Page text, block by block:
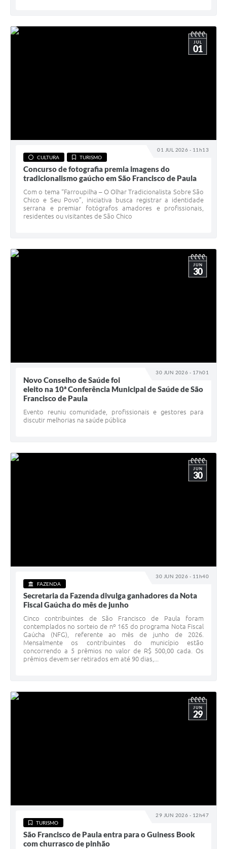
01 JUL 2026 - 11h13
JUL
01
CULTURA TURISMO
Concurso de fotografia premia imagens do
tradicionalismo gaúcho em São Francisco de Paula
Com o tema “Farroupilha – O Olhar Tradicionalista Sobre São
Chico e Seu Povo”, iniciativa busca registrar a identidade
serrana e premiar fotógrafos amadores e profissionais,
residentes ou visitantes de São Chico
30 JUN 2026 - 17h01
JUN
30
Novo Conselho de Saúde foi
eleito na 10ª Conferência Municipal de Saúde de São
Francisco de Paula
Evento reuniu comunidade, profissionais e gestores para
discutir melhorias na saúde pública
30 JUN 2026 - 11h40
JUN
30
FAZENDA
Secretaria da Fazenda divulga ganhadores da Nota
Fiscal Gaúcha do mês de junho
Cinco contribuintes de São Francisco de Paula foram
contemplados no sorteio de nº 165 do programa Nota Fiscal
Gaúcha (NFG), referente ao mês de junho de 2026.
Mensalmente os contribuintes do município estão
concorrendo a 5 prêmios no valor de R$ 500,00 cada. Os
prêmios devem ser retirados em até 90 dias,...
29 JUN 2026 - 12h47
JUN
29
TURISMO
São Francisco de Paula entra para o Guiness Book
com churrasco de pinhão